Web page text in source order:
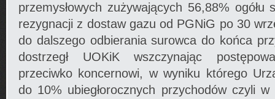
przemysłowych zużywających 56,88% ogółu
rezygnacji z dostaw gazu od PGNiG po 30
do dalszego odbierania surowca do końca
dostrzegł UOKiK wszczynając
przeciwko koncernowi, w wyniku którego
do 10% ubiegłorocznych przychodów czyli